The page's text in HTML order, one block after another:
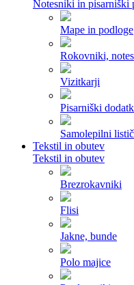
Notesniki in pisarniški
Mape in podloge
Rokovniki,
Vizitkarji
Pisarniški
Samolepilni
Tekstil in obutev
Tekstil in obutev
Brezrokavniki
Flisi
Jakne, bunde
Polo majice